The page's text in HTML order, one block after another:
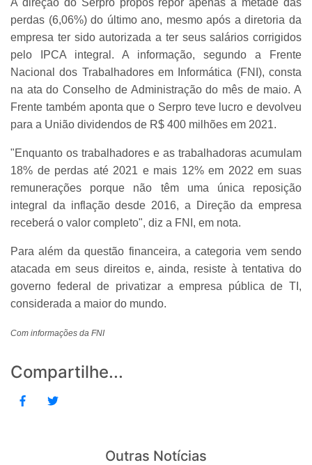
perdas (6,06%) do último ano, mesmo após a diretoria da
empresa ter sido autorizada a ter seus salários corrigidos
pelo IPCA integral. A informação, segundo a Frente
Nacional dos Trabalhadores em Informática (FNI), consta
na ata do Conselho de Administração do mês de maio. A
Frente também aponta que o Serpro teve lucro e devolveu
para a União dividendos de R$ 400 milhões em 2021.
"Enquanto os trabalhadores e as trabalhadoras acumulam
18% de perdas até 2021 e mais 12% em 2022 em suas
remunerações porque não têm uma única reposição
integral da inflação desde 2016, a Direção da empresa
receberá o valor completo", diz a FNI, em nota.
Para além da questão financeira, a categoria vem sendo
atacada em seus direitos e, ainda, resiste à tentativa do
governo federal de privatizar a empresa pública de TI,
considerada a maior do mundo.
Com informações da FNI
Compartilhe...
Outras Notícias